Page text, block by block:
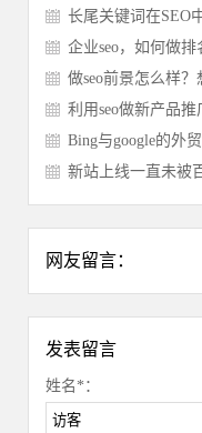
长尾关键词在SEO
企业seo，如何做排
做seo前景怎么样
利用seo做新产品推
Bing与google的外
新站上线一直未被
网友留言：
发表留言
姓名*：